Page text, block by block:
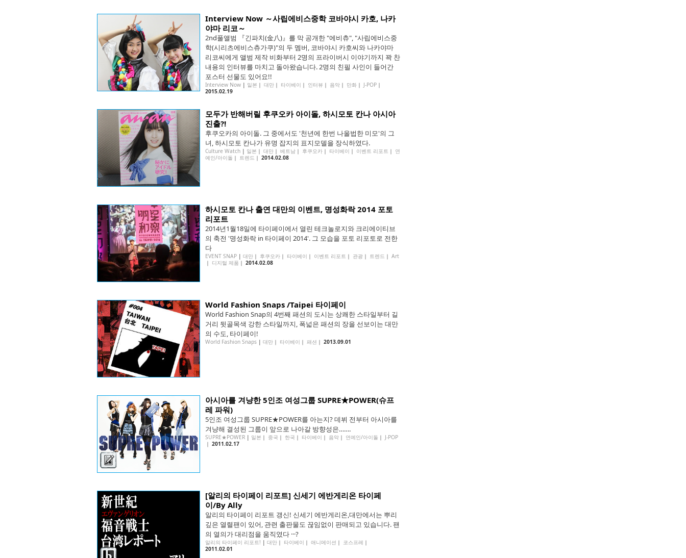
Interview Now ～사립에비스중학 코바야시 카호, 나카
야마 리코～
2nd풀앨범 『긴파치(金八)』를 막 공개한 "에비츄", "사립에비스중
학(시리츠에비스츄가쿠)"의 두 멤버, 코바야시 카호씨와 나카야마
리코씨에게 앨범 제작 비화부터 2명의 프라이버시 이야기까지 꽉 찬
내용의 인터뷰를 마치고 돌아왔습니다. 2명의 친필 사인이 들어간
포스터 선물도 있어요!!
Interview Now | 일본 ｜ 대만 ｜ 타이베이 ｜ 인터뷰 ｜ 음악 ｜ 만화 ｜ J-POP ｜
2015.02.19
모두가 반해버릴 후쿠오카 아이돌, 하시모토 칸나 아시아
진출?!
후쿠오카의 아이돌. 그 중에서도 '천년에 한번 나올법한 미모'의 그
녀, 하시모토 칸나가 유명 잡지의 표지모델을 장식하였다.
Culture Watch | 일본 ｜ 대만 ｜ 베트남 ｜ 후쿠오카 ｜ 타이베이 ｜ 이벤트 리포트 ｜ 연
예인/아이돌 ｜ 트렌드 ｜ 2014.02.08
하시모토 칸나 출연 대만의 이벤트, 명성화락 2014 포토
리포트
2014년1월18일에 타이페이에서 열린 테크놀로지와 크리에이티브
의 축전 '명성화락 in 타이페이 2014'. 그 모습을 포토 리포토로 전한
다
EVENT SNAP | 대만 ｜ 후쿠오카 ｜ 타이베이 ｜ 이벤트 리포트 ｜ 관광 ｜ 트렌드 ｜ Art
｜ 디지털 제품 ｜ 2014.02.08
World Fashion Snaps /Taipei 타이페이
World Fashion Snap의 4번째 패션의 도시는 상쾌한 스타일부터 길
거리 뒷골목색 강한 스타일까지, 폭넓은 패션의 장을 선보이는 대만
의 수도, 타이페이!
World Fashion Snaps | 대만 ｜ 타이베이 ｜ 패션 ｜ 2013.09.01
아시아를 겨냥한 5인조 여성그룹 SUPRE★POWER(슈프
레 파워)
5인조 여성그룹 SUPRE★POWER를 아는지? 데뷔 전부터 아시아를
겨냥해 결성된 그룹이 앞으로 나아갈 방향성은…….
SUPRE★POWER | 일본 ｜ 중국 ｜ 한국 ｜ 타이베이 ｜ 음악 ｜ 연예인/아이돌 ｜ J-POP
｜ 2011.02.17
[알리의 타이페이 리포트] 신세기 에반게리온 타이페
이/By Ally
알리의 타이페이 리포트 갱신! 신세기 에반게리온,대만에서는 뿌리
깊은 열렬팬이 있어, 관련 출판물도 끊임없이 판매되고 있습니다. 팬
의 열의가 대리점을 움직였다 ···?
알리의 타이페이 리포트! | 대만 ｜ 타이베이 ｜ 애니메이션 ｜ 코스프레 ｜
2011.02.01